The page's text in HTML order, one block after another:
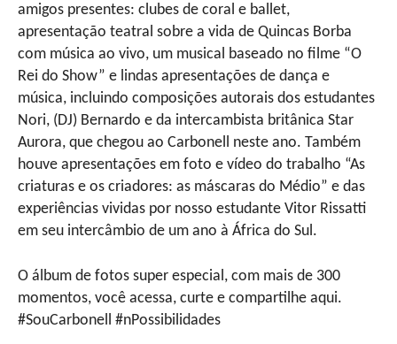
amigos presentes: clubes de coral e ballet,
apresentação teatral sobre a vida de Quincas Borba
com música ao vivo, um musical baseado no filme “O
Rei do Show” e lindas apresentações de dança e
música, incluindo composições autorais dos estudantes
Nori, (DJ) Bernardo e da intercambista britânica Star
Aurora, que chegou ao Carbonell neste ano. Também
houve apresentações em foto e vídeo do trabalho “As
criaturas e os criadores: as máscaras do Médio” e das
experiências vividas por nosso estudante Vitor Rissatti
em seu intercâmbio de um ano à África do Sul.
O álbum de fotos super especial, com mais de 300
momentos, você acessa, curte e compartilhe aqui.
#SouCarbonell #nPossibilidades